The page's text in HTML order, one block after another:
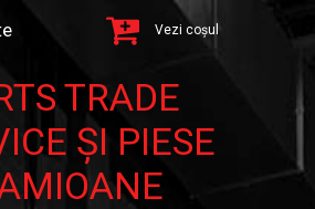
Vezi coșul
TRADE
ȘI PIESE